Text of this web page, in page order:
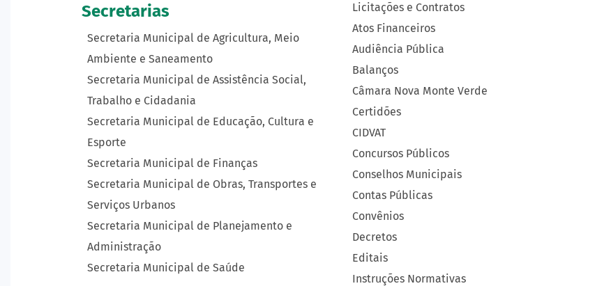
Secretarias
Secretaria Municipal de Agricultura, Meio
Ambiente e Saneamento
Secretaria Municipal de Assistência Social,
Trabalho e Cidadania
Secretaria Municipal de Educação, Cultura e
Esporte
Secretaria Municipal de Finanças
Secretaria Municipal de Obras, Transportes e
Serviços Urbanos
Secretaria Municipal de Planejamento e
Administração
Secretaria Municipal de Saúde
Licitações e Contratos
Atos Financeiros
Audiência Pública
Balanços
Câmara Nova Monte Verde
Certidões
CIDVAT
Concursos Públicos
Conselhos Municipais
Contas Públicas
Convênios
Decretos
Editais
Instruções Normativas